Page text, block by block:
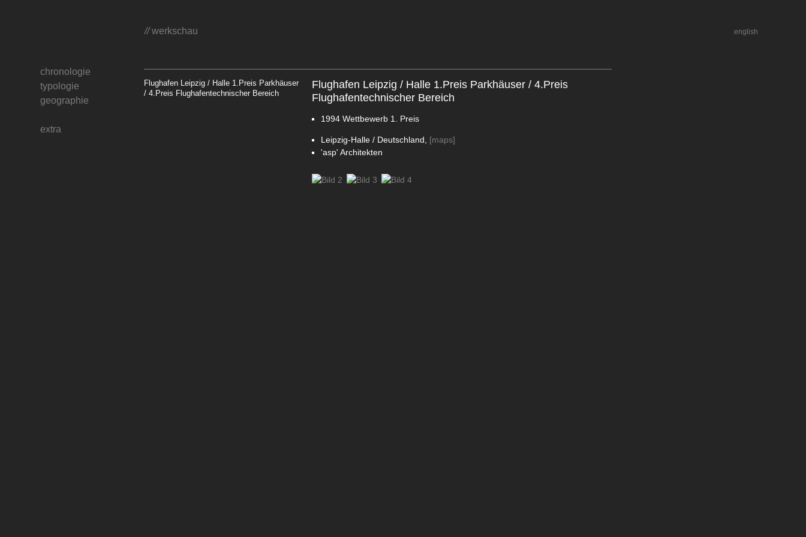
// werkschau
chronologie
typologie
geographie
extra
Flughafen Leipzig / Halle 1.Preis Parkhäuser
/ 4.Preis Flughafentechnischer Bereich
Flughafen Leipzig / Halle 1.Preis Parkhäuser / 4.Preis
Flughafentechnischer Bereich
1994 Wettbewerb 1. Preis
Leipzig-Halle / Deutschland, [maps]
'asp' Architekten
english